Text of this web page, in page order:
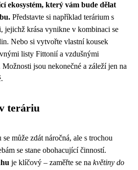
ekosystém, který vám bude dělat
Představte si například terárium s
jejichž krása vynikne v kombinaci se
Nebo si vytvořte vlastní kousek
listy Fittonií a vzdušnými
jsou nekonečné a záleží jen na
teráriu
může zdát náročná, ale s trochou
se stane obohacující činností.
je klíčový – zaměřte se na květiny do